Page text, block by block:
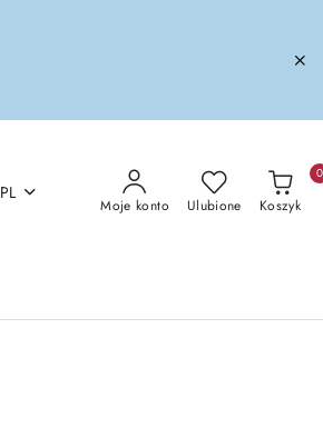
PL
Moje konto Ulubione Koszyk
0